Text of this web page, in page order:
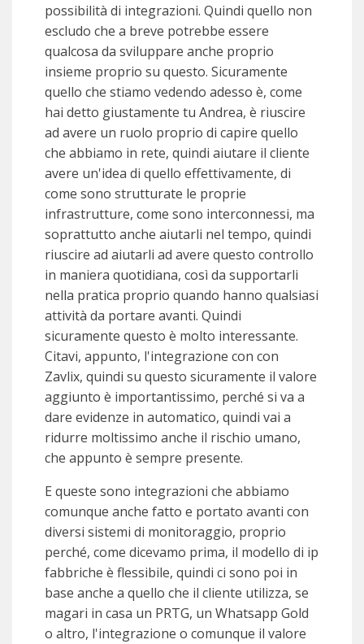
possibilità di integrazioni. Quindi quello non
escludo che a breve potrebbe essere
qualcosa da sviluppare anche proprio
insieme proprio su questo. Sicuramente
quello che stiamo vedendo adesso è, come
hai detto giustamente tu Andrea, è riuscire
ad avere un ruolo proprio di capire quello
che abbiamo in rete, quindi aiutare il cliente
avere un'idea di quello effettivamente, di
come sono strutturate le proprie
infrastrutture, come sono interconnessi, ma
soprattutto anche aiutarli nel tempo, quindi
riuscire ad aiutarli ad avere questo controllo
in maniera quotidiana, così da supportarli
nella pratica proprio quando hanno qualsiasi
attività da portare avanti. Quindi
sicuramente questo è molto interessante.
Citavi, appunto, l'integrazione con con
Zavlix, quindi su questo sicuramente il valore
aggiunto è importantissimo, perché si va a
dare evidenze in automatico, quindi vai a
ridurre moltissimo anche il rischio umano,
che appunto è sempre presente.
E queste sono integrazioni che abbiamo
comunque anche fatto e portato avanti con
diversi sistemi di monitoraggio, proprio
perché, come dicevamo prima, il modello di ip
fabbriche è flessibile, quindi ci sono poi in
base anche a quello che il cliente utilizza, se
magari in casa un PRTG, un Whatsapp Gold
o altro, l'integrazione o comunque il valore